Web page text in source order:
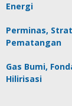
Energi
Perminas,
Pematangan
Gas Bumi,
Hilirisasi